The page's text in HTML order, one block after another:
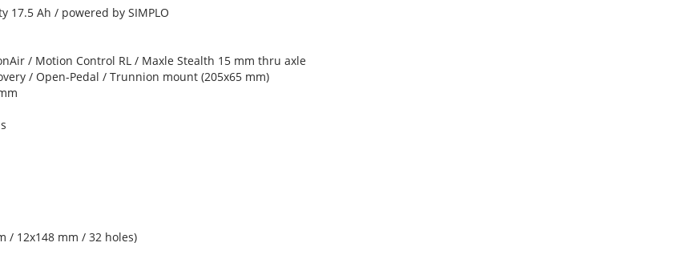
17.5 Ah / powered by SIMPLO
/ Motion Control RL / Maxle Stealth 15 mm thru axle
/ Open-Pedal / Trunnion mount (205x65 mm)
/ 12x148 mm / 32 holes)